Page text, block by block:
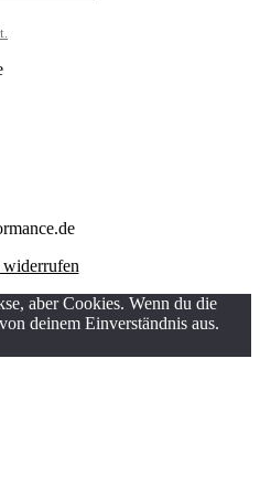
widerrufen
aber Cookies. Wenn du die
deinem Einverständnis aus.